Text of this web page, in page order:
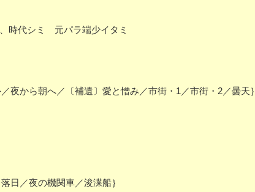
代シミ 元パラ端少イタミ
夜から朝へ／〔補遺〕愛と憎み／市街・1／市街・2／曇天｝
日／夜の機関車／浚渫船｝